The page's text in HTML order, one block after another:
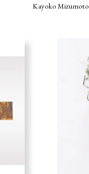
Kayoko Mizumoto